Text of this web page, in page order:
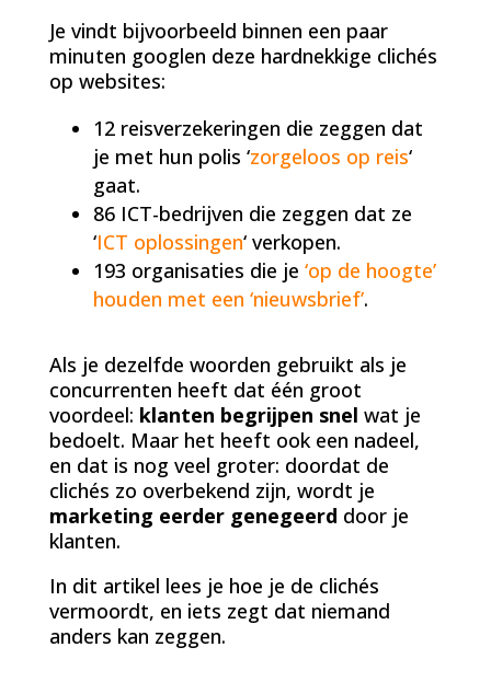
Je vindt bijvoorbeeld binnen een paar
minuten googlen deze hardnekkige clichés
op websites:
12 reisverzekeringen die zeggen dat
je met hun polis ‘zorgeloos op reis‘
gaat.
86 ICT-bedrijven die zeggen dat ze
‘ICT oplossingen‘ verkopen.
193 organisaties die je ‘op de hoogte’
houden met een ‘nieuwsbrief’.
Als je dezelfde woorden gebruikt als je
concurrenten heeft dat één groot
voordeel: klanten begrijpen snel wat je
bedoelt. Maar het heeft ook een nadeel,
en dat is nog veel groter: doordat de
clichés zo overbekend zijn, wordt je
marketing eerder genegeerd door je
klanten.
In dit artikel lees je hoe je de clichés
vermoordt, en iets zegt dat niemand
anders kan zeggen.